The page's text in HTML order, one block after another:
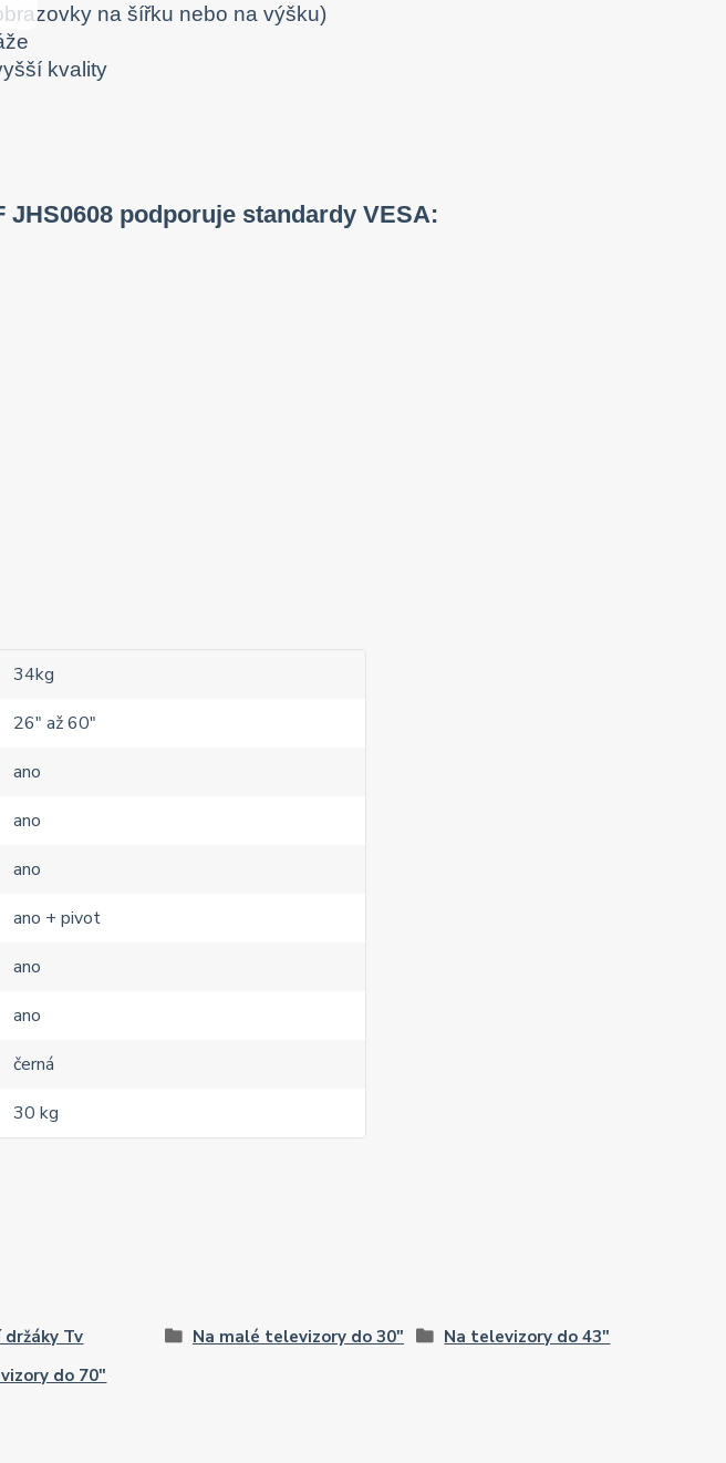
na šířku nebo na výšku)
kvality
JHS0608 podporuje standardy VESA:
34kg
26" až 60"
ano
ano
ano
ano + pivot
ano
ano
černá
30 kg
Tv Na malé televizory do 30"
Na televizory do 43"
do 70"